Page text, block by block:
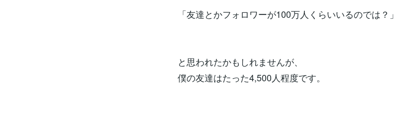
「友達とかフォロワーが100万人くらいいるのでは？」
と思われたかもしれませんが、
僕の友達はたった4,500人程度です。